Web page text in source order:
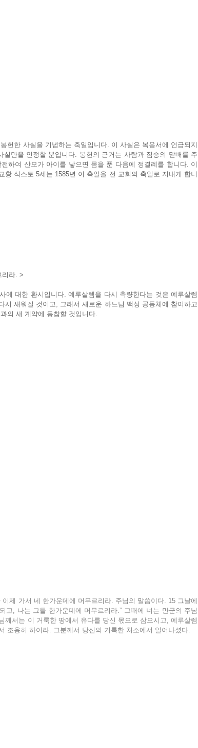
헌한 사실을 기념하는 축일입니다. 이 사실은 복음서에 언급되지
만을 인정할 뿐입니다. 봉헌의 근거는 사람과 짐승의 맏배를 주
하여 산모가 아이를 낳으면 몸을 푼 다음에 정결례를 합니다. 이
식스토 5세는 1585년 이 축일을 전 교회의 축일로 지내게 합니
리라. >
에 대한 환시입니다. 예루살렘을 다시 측량한다는 것은 예루살렘
시 새워질 것이고, 그래서 새로운 하느님 백성 공동체에 참여하고
의 새 계약에 동참할 것입니다.
제 가서 네 한가운데에 머무르리라. 주님의 말씀이다. 15 그날에
고, 나는 그들 한가운데에 머무르리라.” 그때에 너는 만군의 주님
께서는 이 거룩한 땅에서 유다를 당신 몫으로 삼으시고, 예루살렘
조용히 하여라. 그분께서 당신의 거룩한 처소에서 일어나셨다.